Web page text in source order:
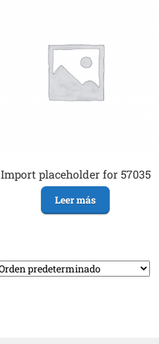
Import placeholder for 57035
Leer más